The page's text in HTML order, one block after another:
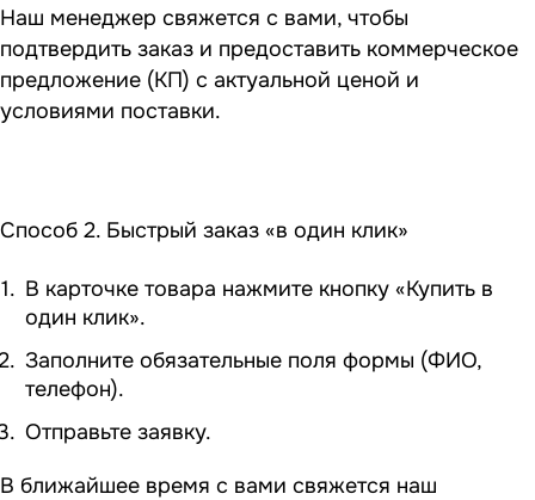
Наш менеджер свяжется с вами, чтобы
подтвердить заказ и предоставить коммерческое
предложение (КП) с актуальной ценой и
условиями поставки.
Способ 2. Быстрый заказ «в один клик»
В карточке товара нажмите кнопку «Купить в
один клик».
Заполните обязательные поля формы (ФИО,
телефон).
Отправьте заявку.
В ближайшее время с вами свяжется наш